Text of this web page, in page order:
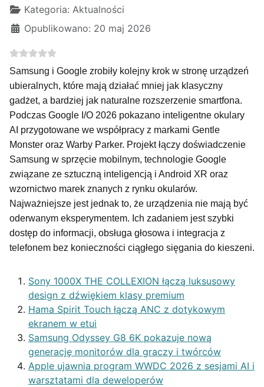
Kategoria: Aktualności
Opublikowano: 20 maj 2026
Samsung i Google zrobiły kolejny krok w stronę urządzeń
ubieralnych, które mają działać mniej jak klasyczny
gadżet, a bardziej jak naturalne rozszerzenie smartfona.
Podczas Google I/O 2026 pokazano inteligentne okulary
AI przygotowane we współpracy z markami Gentle
Monster oraz Warby Parker. Projekt łączy doświadczenie
Samsung w sprzęcie mobilnym, technologie Google
związane ze sztuczną inteligencją i Android XR oraz
wzornictwo marek znanych z rynku okularów.
Najważniejsze jest jednak to, że urządzenia nie mają być
oderwanym eksperymentem. Ich zadaniem jest szybki
dostęp do informacji, obsługa głosowa i integracja z
telefonem bez konieczności ciągłego sięgania do kieszeni.
Sony 1000X THE COLLEXION łączą luksusowy
design z dźwiękiem klasy premium
Hama Spirit Touch łączą ANC z dotykowym
ekranem w etui
Samsung Odyssey G8 6K pokazuje nową
generację monitorów dla graczy i twórców
Apple ujawnia program WWDC 2026 z sesjami AI i
warsztatami dla deweloperów